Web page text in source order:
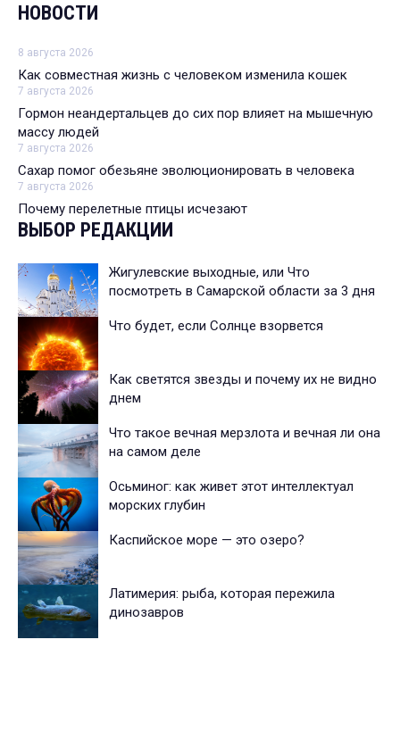
НОВОСТИ
8 августа 2026
Как совместная жизнь с человеком изменила кошек
7 августа 2026
Гормон неандертальцев до сих пор влияет на мышечную
массу людей
7 августа 2026
Сахар помог обезьяне эволюционировать в человека
7 августа 2026
Почему перелетные птицы исчезают
ВЫБОР РЕДАКЦИИ
Жигулевские выходные, или Что
посмотреть в Самарской области за 3 дня
Что будет, если Солнце взорвется
Как светятся звезды и почему их не видно
днем
Что такое вечная мерзлота и вечная ли она
на самом деле
Осьминог: как живет этот интеллектуал
морских глубин
Каспийское море — это озеро?
Латимерия: рыба, которая пережила
динозавров